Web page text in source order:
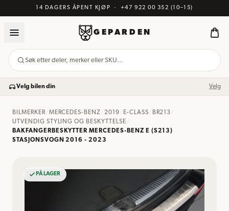
14 DAGERS ÅPENT KJØP · +47 922 00 352 (10–15)
GEPARDEN
Søk etter deler, merker eller SKU…
Velg bilen din Velg
BILMERKER/ MERCEDES-BENZ /2019 E-CLASS BR213
UTVENDIG STYLING OG BESKYTTELSE
BAKFANGERBESKYTTER MERCEDES-BENZ E (S213)
STASJONSVOGN 2016 - 2023
PÅ LAGER